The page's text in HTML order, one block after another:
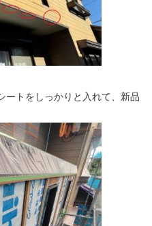
ートをしっかりと入れて、新品